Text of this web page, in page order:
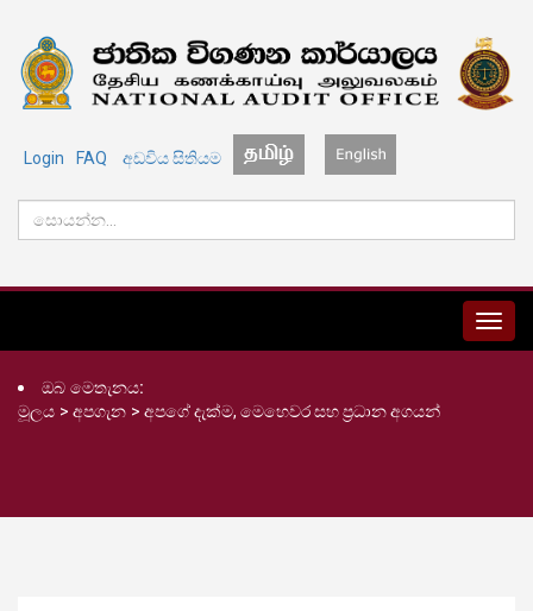
Login FAQ අඩවිය සිතියම
MENU
ඔබ මෙතැනය:
මූලය > අපගැන > අපගේ දැක්ම, මෙහෙවර සහ ප්‍රධාන අගයන්